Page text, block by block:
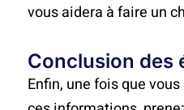
vous aidera à faire un
Conclusion des
Enfin, une fois que